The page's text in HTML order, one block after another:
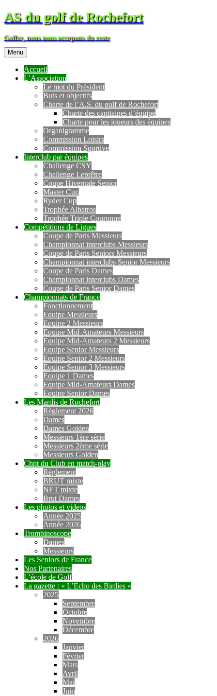
AS du golf de Rochefort
Golfez, nous nous occupons du reste
Menu
Accueil
L’Association
Le mot du Président
Buts et objectifs
Charte de l’A.S. du golf de Rochefort
Charte des capitaines d’équipe
Charte pour les joueurs des équipes
Organigramme
Commission Loisirs
Commission Sportive
Interclub par équipes
Challenge CSY
Challenge Leprêtre
Coupe Hivernale Senior
Master Cup
Ryder Cup
Trophée Albatros
Trophée Triple Couronne
Compétitions de Ligues
Coupe de Paris Messieurs
Championnat interclubs Messieurs
Coupe de Paris Seniors Messieurs
Championnat interclubs Senior Messieurs
Coupe de Paris Dames
Championnat interclubs Dames
Coupe de Paris Senior Dames
Championnats de France
Fonctionnement
Equipe Messieurs
Equipe 2 Messieurs
Equipe Mid-Amateurs Messieurs
Equipe Mid-Amateurs 2 Messieurs
Equipe Senior Messieurs
Equipe Senior 2 Messieurs
Equipe Senior 3 Messieurs
Equipe 1 Dames
Equipe Mid-Amateurs Dames
Equipe Senior Dames
Les Mardis de Rochefort
Règlement 2026
Dames
Dames Golden
Messieurs 1ère série
Messieurs 2ème série
Messieurs Golden
Chpt du Club en match-play
Règlement
BRUT mixte
NET mixte
Brut Dames
Les photos et videos
Année 2025
Année 2026
Trombinoscope
Dames
Messieurs
Les Seniors de France
Nos Partenaires
L’école de Golf
La gazette : « L’Echo des Birdies »
2025
Septembre
Octobre
Novembre
Décembre
2026
Janvier
Février
Mars
Avril
Mai
Juin